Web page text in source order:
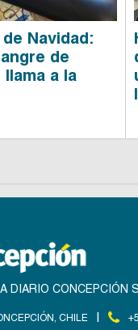
Navidad:
de
a la
DIARIO CONCEPCIÓN
CHILE